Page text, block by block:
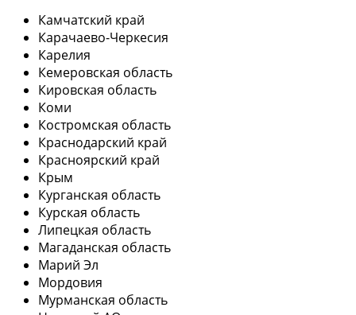
Камчатский край
Карачаево-Черкесия
Карелия
Кемеровская область
Кировская область
Коми
Костромская область
Краснодарский край
Красноярский край
Крым
Курганская область
Курская область
Липецкая область
Магаданская область
Марий Эл
Мордовия
Мурманская область